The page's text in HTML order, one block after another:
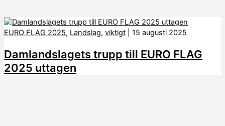
EURO FLAG 2025, Landslag, viktigt 15 augusti 2025
Damlandslagets trupp till EURO FLAG
2025 uttagen